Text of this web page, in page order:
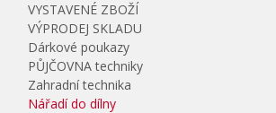
VYSTAVENÉ ZBOŽÍ
VÝPRODEJ SKLADU
Dárkové poukazy
PŮJČOVNA techniky
Zahradní technika
Nářadí do dílny